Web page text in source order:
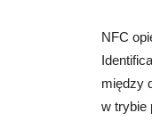
NFC
między
w trybie